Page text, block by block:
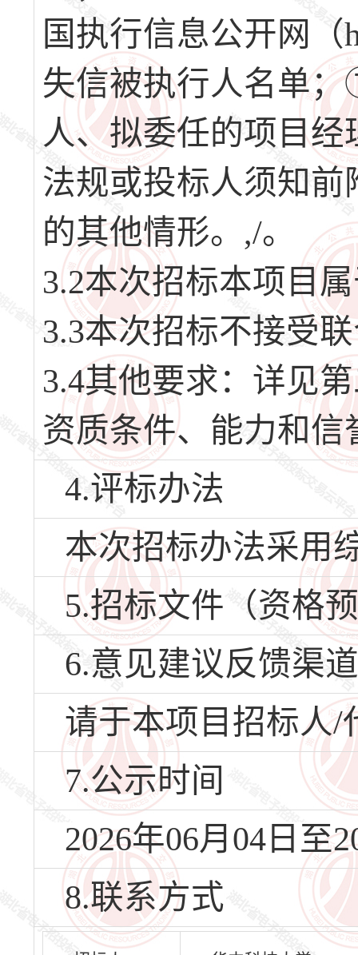
国执行信息公开网（
失信被执行人名单
人、拟委任的项目
法规或投标人须知前
的其他情形。,/。
3.2本次招标本项目
3.3本次招标不接受
3.4其他要求：详见
资质条件、能力和信
4.评标办法
本次招标办法采用
5.招标文件（资格
6.意见建议反馈渠道
请于本项目招标人/
7.公示时间
2026年06月04日至
8.联系方式